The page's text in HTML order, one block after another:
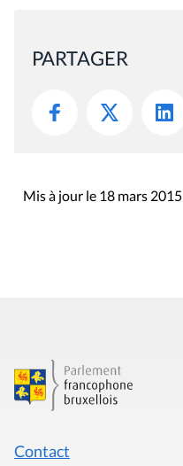
PARTAGER
Mis à jour le 18 mars 2015
Contact